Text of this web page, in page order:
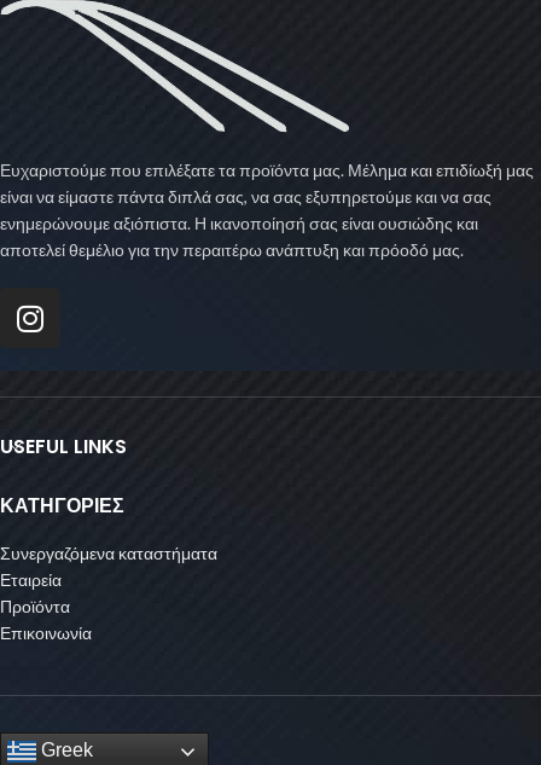
Ευχαριστούμε που επιλέξατε τα προϊόντα μας. Μέλημα και επιδίωξή μας
είναι να είμαστε πάντα διπλά σας, να σας εξυπηρετούμε και να σας
ενημερώνουμε αξιόπιστα. Η ικανοποίησή σας είναι ουσιώδης και
αποτελεί θεμέλιο για την περαιτέρω ανάπτυξη και πρόοδό μας.
USEFUL LINKS
ΚΑΤΗΓΟΡΙΕΣ
Συνεργαζόμενα καταστήματα
Εταιρεία
Προϊόντα
Επικοινωνία
Greek